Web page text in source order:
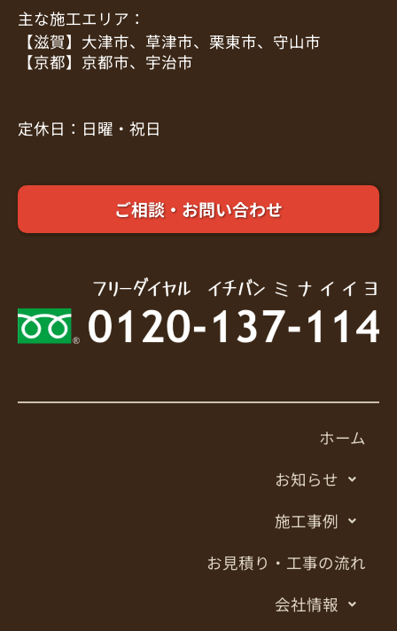
主な施工エリア：
【滋賀】大津市、草津市、栗東市、守山市
【京都】京都市、宇治市
定休日：日曜・祝日
ご相談・お問い合わせ
ホーム
お知らせ
施工事例
お見積り・工事の流れ
会社情報